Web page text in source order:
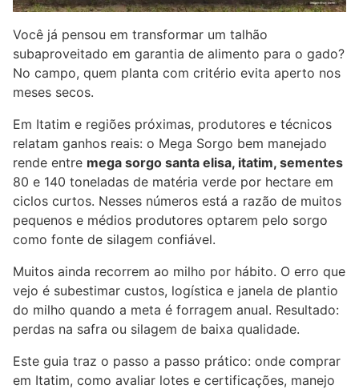
Você já pensou em transformar um talhão
subaproveitado em garantia de alimento para o gado?
No campo, quem planta com critério evita aperto nos
meses secos.
Em Itatim e regiões próximas, produtores e técnicos
relatam ganhos reais: o Mega Sorgo bem manejado
rende entre mega sorgo santa elisa, itatim, sementes
80 e 140 toneladas de matéria verde por hectare em
ciclos curtos. Nesses números está a razão de muitos
pequenos e médios produtores optarem pelo sorgo
como fonte de silagem confiável.
Muitos ainda recorrem ao milho por hábito. O erro que
vejo é subestimar custos, logística e janela de plantio
do milho quando a meta é forragem anual. Resultado:
perdas na safra ou silagem de baixa qualidade.
Este guia traz o passo a passo prático: onde comprar
em Itatim, como avaliar lotes e certificações, manejo